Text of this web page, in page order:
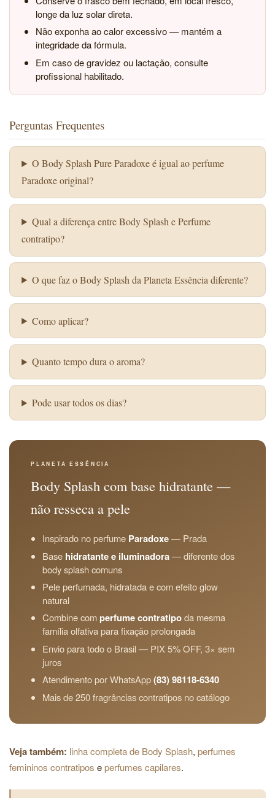
longe da luz solar direta.
Não exponha ao calor excessivo — mantém a
integridade da fórmula.
Em caso de gravidez ou lactação, consulte
profissional habilitado.
Perguntas Frequentes
O Body Splash Pure Paradoxe é igual ao perfume
Paradoxe original?
Qual a diferença entre Body Splash e Perfume
contratipo?
O que faz o Body Splash da Planeta Essência diferente?
Como aplicar?
Quanto tempo dura o aroma?
Pode usar todos os dias?
PLANETA ESSÊNCIA
Body Splash com base hidratante —
não resseca a pele
Inspirado no perfume Paradoxe— Prada
Base hidratante e iluminadora— diferente dos
body splash comuns
Pele perfumada, hidratada e com efeito glow
natural
Combine comperfume contratipoda mesma
família olfativa para fixação prolongada
Envio para todo o Brasil — PIX 5% OFF, 3× sem
juros
Atendimento por WhatsApp(83) 98118-6340
Mais de 250 fragrâncias contratipos no catálogo
Veja também: linha completa de Body Splash, perfumes
femininos contratipos eperfumes capilares.